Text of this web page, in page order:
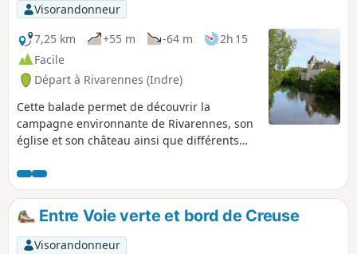
Visorandonneur
7,25 km
+55 m -64 m
2h 15
Facile
Départ à Rivarennes (Indre)
Cette balade permet de découvrir la
campagne environnante de Rivarennes, son
église et son château ainsi que différents
Entre Voie verte et bord de Creuse
Visorandonneur